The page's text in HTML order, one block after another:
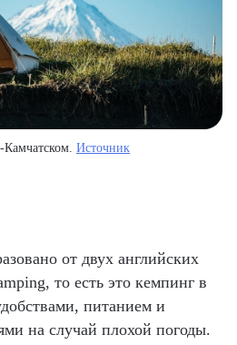
Источник
от двух английских
то есть это кемпинг в
питанием и
на случай плохой погоды.